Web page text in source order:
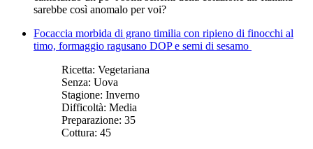
sarebbe così anomalo per voi?
Focaccia morbida di grano timilia con ripieno di finocchi al
timo, formaggio ragusano DOP e semi di sesamo
Ricetta: Vegetariana
Senza: Uova
Stagione: Inverno
Difficoltà: Media
Preparazione: 35
Cottura: 45